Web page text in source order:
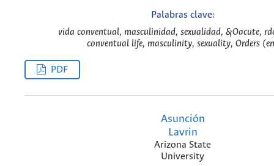
Palabras clave:
vida conventual, masculinidad, sexualidad, &Oacute,
conventual life, masculinity, sexuality, Orders
PDF
Asunción
Lavrin
Arizona State
University